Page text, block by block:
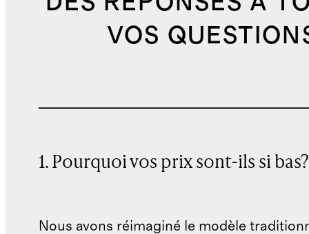
VOS
1. Pourquoi vos prix sont-ils si bas?
Nous avons réimaginé le modèle